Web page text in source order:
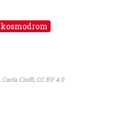
kosmodrom
Carla Cioffi, CC BY 4.0